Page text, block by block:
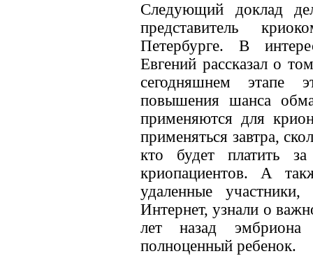
Следующий доклад
представитель
Петербурге. В
Евгений рассказал о
сегодняшнем этапе
повышения шанса
применяются для
применяться завтра,
кто будет платить за
криопациентов. А
удаленные
Интернет, узнали о
лет назад
полноценный ребенок.